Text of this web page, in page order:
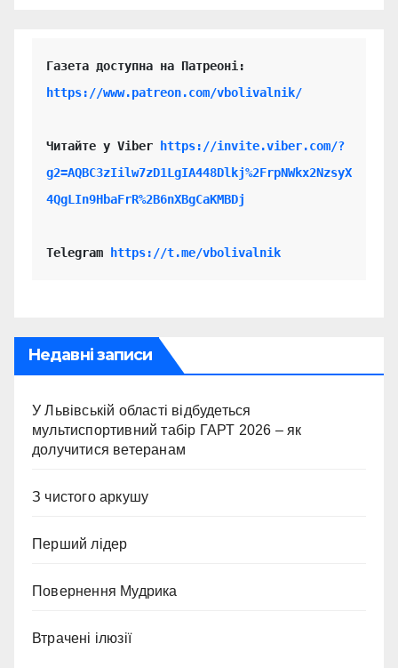
https://www.patreon.com/vbolivalnik/
Читайте у Viber
https://invite.viber.com/?
g2=AQBC3zIilw7zD1LgIA448Dlkj%2FrpNWkx2NzsyX
4QgLIn9HbaFrR%2B6nXBgCaKMBDj
Telegram https://t.me/vbolivalnik
Недавні записи
У Львівській області відбудеться
мультиспортивний табір ГАРТ 2026 – як
долучитися ветеранам
З чистого аркушу
Перший лідер
Повернення Мудрика
Втрачені ілюзії